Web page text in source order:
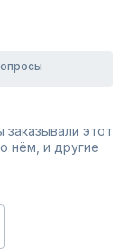
заказывали этот
нём, и другие